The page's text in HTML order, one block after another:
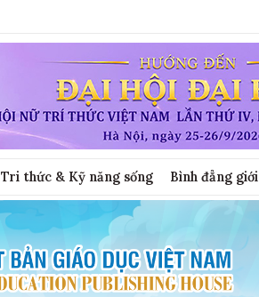
Tri thức & Kỹ năng sống Bình đẳng giới